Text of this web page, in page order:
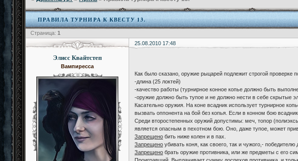
ПРАВИЛА ТУРНИРА К КВЕСТУ 13.
Страница: 1
25.08.2010 17:48
Элисс Квайтстеп
Вампиресса
Как было сказано, оружие рыцарей подлежит строгой проверке
-длина (25 локтей)
-качество работы (турнирное конное копье должно быть
-оружие должно быть тупое и не должно нести в себе скрытые
Касательно оружия. На коне всадник использует турнирное
вызвать оппонента на бой без копья. Если в конном бою
Среди второстепенных оружий допустимы: меч, топор
является опасным в пехотном бою. Оно, даже тупое, может
Запрещено бить ниже колен и в пах.
Запрещено убивать коня, как своего, так и чужого,- победителю
Запрещено брать оружие противника, или же предметы с его
Проигравший. Выплачивает сумму доспехов противника, и